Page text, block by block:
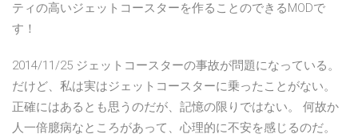
ティの高いジェットコースターを作ることのできるMODで
す！
2014/11/25 ジェットコースターの事故が問題になっている。
だけど、私は実はジェットコースターに乗ったことがない。
正確にはあるとも思うのだが、記憶の限りではない。 何故か
人一倍臆病なところがあって、心理的に不安を感じるのだ。